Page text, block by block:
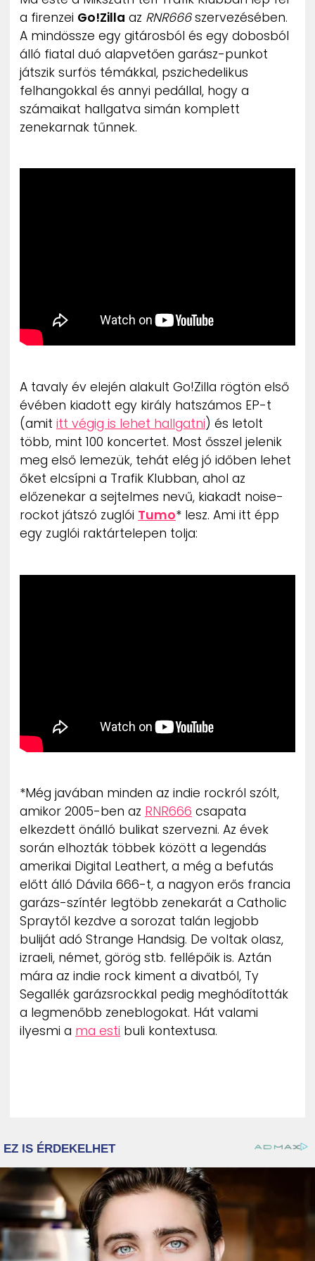
ZENE
MÉDIAAJÁNLAT
IMPRESSZUM
PR-ARCHÍVUM
ADATKEZELÉSI TÁJÉKOZTATÓ
a firenzei Go!Zilla az RNR666szervezésében.
A mindössze egy gitárosból és egy dobosból
álló fiatal duó alapvetően garász-punkot
játszik surfös témákkal, pszichedelikus
felhangokkal és annyi pedállal, hogy a
számaikat hallgatva simán komplett
zenekarnak tűnnek.
A tavaly év elején alakult Go!Zilla rögtön első
évében kiadott egy király hatszámos EP-t
(amit itt végig is lehet hallgatni) és letolt
több, mint 100 koncertet. Most ősszel jelenik
meg első lemezük, tehát elég jó időben lehet
őket elcsípni a Trafik Klubban, ahol az
előzenekar a sejtelmes nevű, kiakadt noise-
rockot játszó zuglói Tumo* lesz. Ami itt épp
egy zuglói raktártelepen tolja:
*Még javában minden az indie rockról szólt,
amikor 2005-ben az RNR666 csapata
elkezdett önálló bulikat szervezni. Az évek
során elhozták többek között a legendás
amerikai Digital Leathert, a még a befutás
előtt álló Dávila 666-t, a nagyon erős francia
garázs-színtér legtöbb zenekarát a Catholic
Spraytől kezdve a sorozat talán legjobb
buliját adó Strange Handsig. De voltak olasz,
izraeli, német, görög stb. fellépőik is. Aztán
mára az indie rock kiment a divatból, Ty
Segallék garázsrockkal pedig meghódították
a legmenőbb zeneblogokat. Hát valami
ilyesmi a ma esti buli kontextusa.